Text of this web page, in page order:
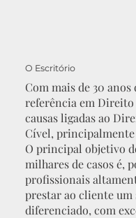
Com mais de 30
referência em
causas ligadas ao
Cível,
O principal objetivo
milhares de casos é,
profissionais
prestar ao cliente
diferenciado, com
O Escritório